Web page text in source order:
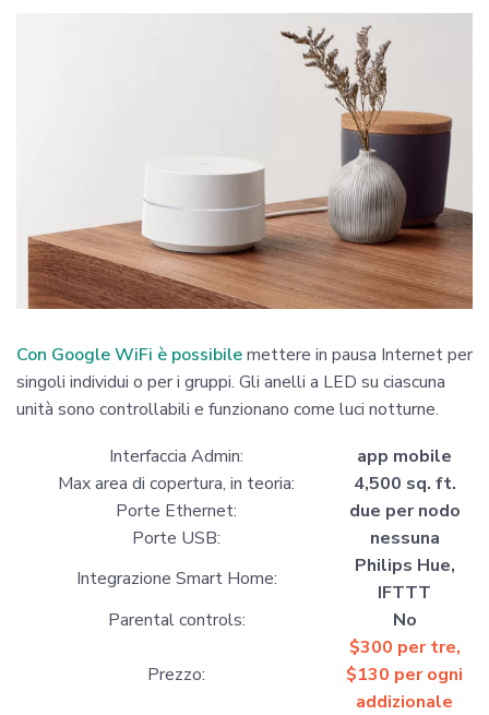
Con Google WiFi è possibilemettere in pausa Internet per
singoli individui o per i gruppi. Gli anelli a LED su ciascuna
unità sono controllabili e funzionano come luci notturne.
Interfaccia Admin:
app mobile
Max area di copertura, in teoria:
4,500 sq. ft.
Porte Ethernet:
due per nodo
Porte USB:
nessuna
Integrazione Smart Home:
Philips Hue,
IFTTT
Parental controls:
No
Prezzo:
$300 per tre,
$130 per ogni
addizionale